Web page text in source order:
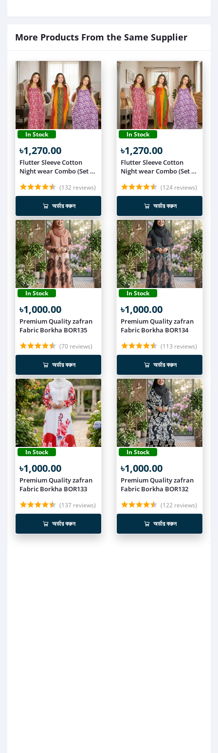
More Products From the Same Supplier
In Stock
৳1,270.00
Flutter Sleeve Cotton
Night wear Combo (Set of
(132 reviews)
অর্ডার করুন
In Stock
৳1,270.00
Flutter Sleeve Cotton
Night wear Combo (Set of
(124 reviews)
অর্ডার করুন
In Stock
৳1,000.00
Premium Quality zafran
Fabric Borkha BOR135
(70 reviews)
অর্ডার করুন
In Stock
৳1,000.00
Premium Quality zafran
Fabric Borkha BOR134
(113 reviews)
অর্ডার করুন
In Stock
৳1,000.00
Premium Quality zafran
Fabric Borkha BOR133
(137 reviews)
অর্ডার করুন
In Stock
৳1,000.00
Premium Quality zafran
Fabric Borkha BOR132
(122 reviews)
অর্ডার করুন